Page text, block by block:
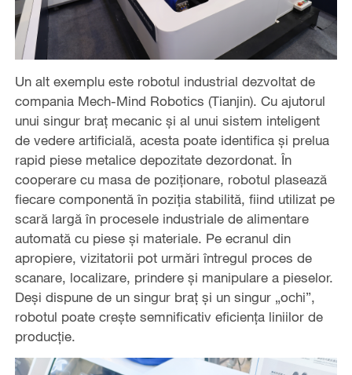
Un alt exemplu este robotul industrial dezvoltat de
compania Mech-Mind Robotics (Tianjin). Cu ajutorul
unui singur braț mecanic și al unui sistem inteligent
de vedere artificială, acesta poate identifica și prelua
rapid piese metalice depozitate dezordonat. În
cooperare cu masa de poziționare, robotul plasează
fiecare componentă în poziția stabilită, fiind utilizat pe
scară largă în procesele industriale de alimentare
automată cu piese și materiale. Pe ecranul din
apropiere, vizitatorii pot urmări întregul proces de
scanare, localizare, prindere și manipulare a pieselor.
Deși dispune de un singur braț și un singur „ochi”,
robotul poate crește semnificativ eficiența liniilor de
producție.